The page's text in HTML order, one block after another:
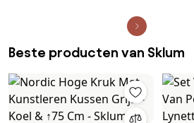
Beste producten van Sklum